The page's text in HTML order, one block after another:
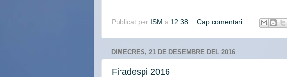
Publicat per ISM a 12:38 Cap comentari:
DIMECRES, 21 DE DESEMBRE DEL 2016
Firadespi 2016